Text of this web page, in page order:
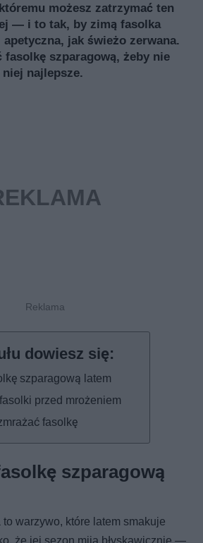
możesz zatrzymać ten
— i to tak, by zimą fasolka
apetyczna, jak świeżo zerwana.
fasolkę szparagową, żeby nie
najlepsze.
szparagową latem
przed mrożeniem
fasolkę
szparagową
warzywo, które latem smakuje